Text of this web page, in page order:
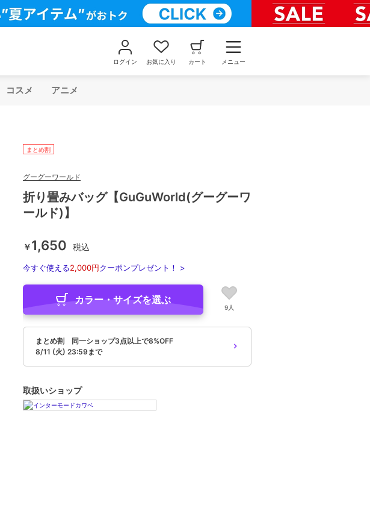
ログイン お気に入り カート メニュー
コスメ アニメ
まとめ割
グーグーワールド
折り畳みバッグ【GuGuWorld(グーグーワ
ールド)】
￥1,650 税込
今すぐ使える2,000円クーポンプレゼント！ >
カラー・サイズを選ぶ
9人
まとめ割 同一ショップ3点以上で8%OFF
8/11 (火) 23:59まで
取扱いショップ